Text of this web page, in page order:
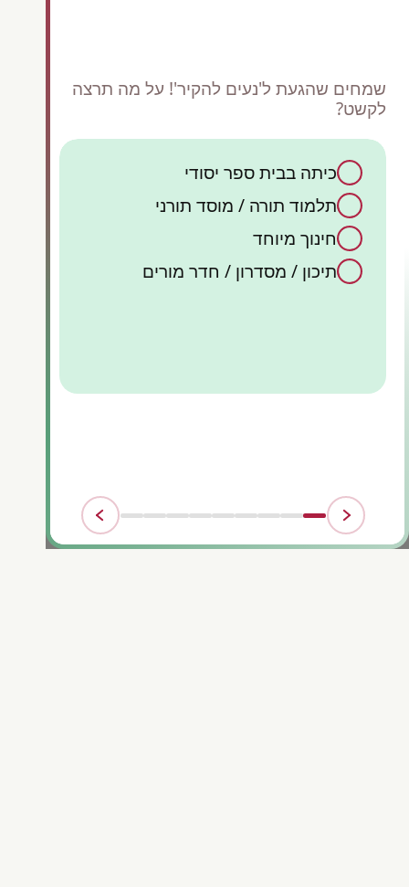
שמחים שהגעת ל'נעים להקיר'! על מה תרצה
לקשט?
כיתה בבית ספר יסודי
תלמוד תורה / מוסד תורני
חינוך מיוחד
תיכון / מסדרון / חדר מורים